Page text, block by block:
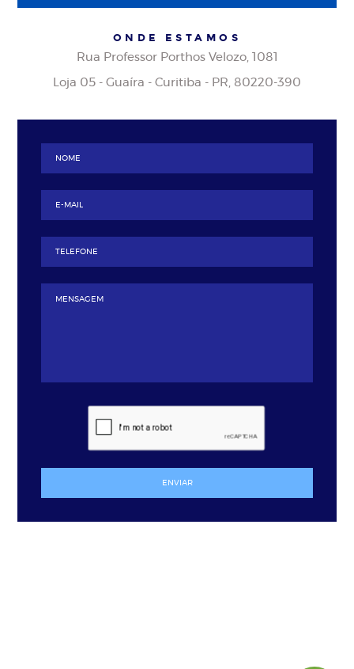
ENVIAR
ONDE ESTAMOS
Rua Professor Porthos Velozo, 1081
Loja 05 - Guaíra - Curitiba - PR, 80220-390